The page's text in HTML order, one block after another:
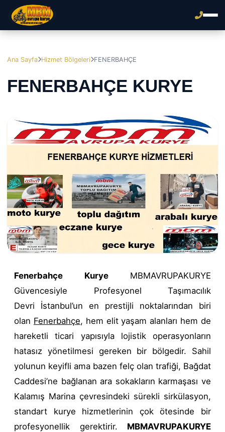
Ana Sayfa Hizmet Bölgeleri FENERBAHÇE
FENERBAHÇE KURYE
Fenerbahçe KuryeMBMAVRUPAKURYE
Güvencesiyle Profesyonel Taşımacılık
Devri İstanbul’un en prestijli noktalarından biri
olan Fenerbahçe, hem elit yaşam alanları hem de
hareketli ticari yapısıyla lojistik operasyonların
hatasız yönetilmesi gereken bir bölgedir. Sahil
yolunun keyifli ama bazen felç olan trafiği, Bağdat
Caddesi’ne bağlanan ara sokakların karmaşası ve
Kalamış Marina çevresindeki sürekli sirkülasyon,
standart kurye hizmetlerinin çok ötesinde bir
profesyonellik gerektirir. MBMAVRUPAKURYE